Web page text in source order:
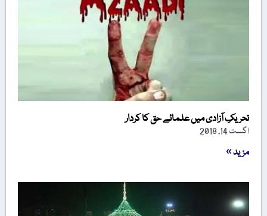
تحریکِ آزادی میں علمائے حق کا کردار
اگست 14, 2018
مزید »